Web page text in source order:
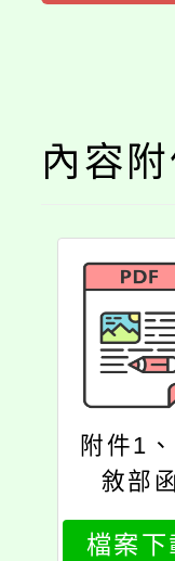
內容
附件1
敘部函
檔案下